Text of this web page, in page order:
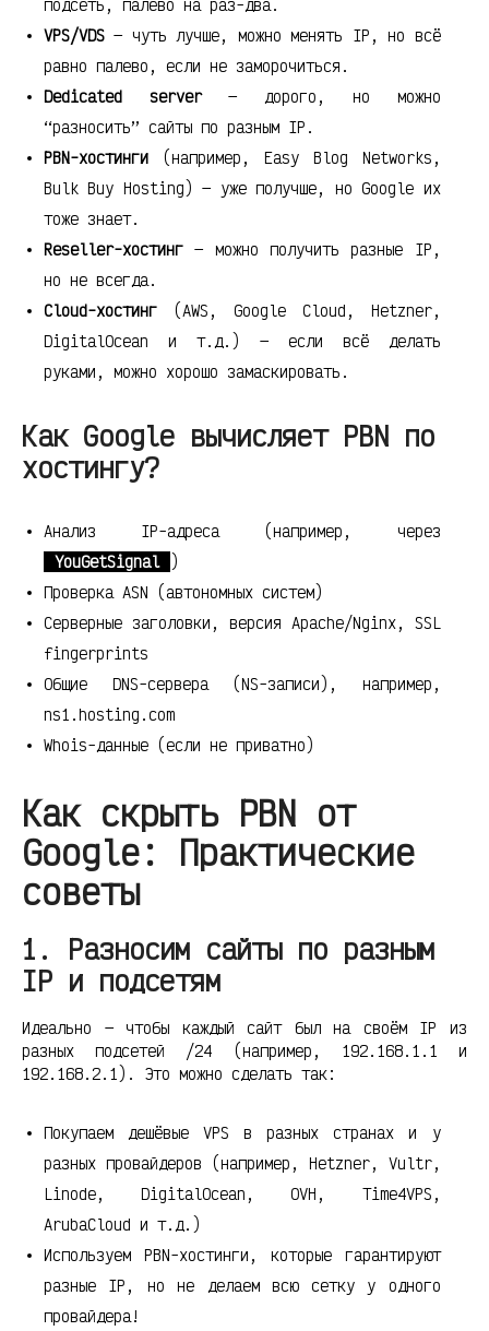
подсеть, палево на раз-два.
VPS/VDS — чуть лучше, можно менять IP, но всё
равно палево, если не заморочиться.
Dedicated server— дорого, но можно
“разносить” сайты по разным IP.
PBN-хостинги (например, Easy Blog Networks,
Bulk Buy Hosting) — уже получше, но Google их
тоже знает.
Reseller-хостинг — можно получить разные IP,
но не всегда.
Cloud-хостинг (AWS, Google Cloud, Hetzner,
DigitalOcean и т.д.) — если всё делать
руками, можно хорошо замаскировать.
Как Google вычисляет PBN по
хостингу?
Анализ IP-адреса (например, через
YouGetSignal
)
Проверка ASN (автономных систем)
Серверные заголовки, версия Apache/Nginx, SSL
fingerprints
Общие DNS-сервера (NS-записи), например,
ns1.hosting.com
Whois-данные (если не приватно)
Как скрыть PBN от
Google: Практические
советы
1. Разносим сайты по разным
IP и подсетям
Идеально — чтобы каждый сайт был на своём IP из
разных подсетей /24 (например, 192.168.1.1 и
192.168.2.1). Это можно сделать так:
Покупаем дешёвые VPS в разных странах и у
разных провайдеров (например, Hetzner, Vultr,
Linode, DigitalOcean, OVH, Time4VPS,
ArubaCloud и т.д.)
Используем PBN-хостинги, которые гарантируют
разные IP, но не делаем всю сетку у одного
провайдера!